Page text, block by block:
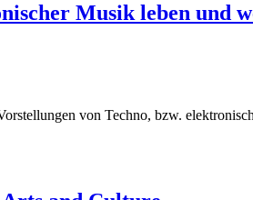
Musik leben und
von Techno, bzw.